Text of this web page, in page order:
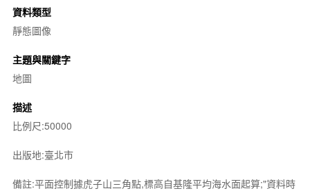
資料類型
靜態圖像
主題與關鍵字
地圖
描述
比例尺:50000
出版地:臺北市
備註:平面控制據虎子山三角點,標高自基隆平均海水面起算;"資料時